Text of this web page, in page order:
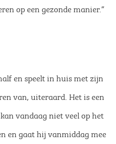
op een gezonde manier.”
en speelt in huis met zijn
van, uiteraard. Het is een
vandaag niet veel op het
en gaat hij vanmiddag mee